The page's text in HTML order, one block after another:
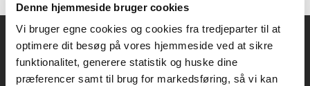
Denne hjemmeside bruger cookies
Vi bruger egne cookies og cookies fra tredjeparter til at
optimere dit besøg på vores hjemmeside ved at sikre
funktionalitet, generere statistik og huske dine
præferencer samt til brug for markedsføring, så vi kan
Akademisk Forlag
Vognmagergade 11